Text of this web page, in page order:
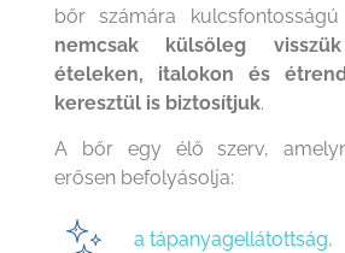
bőr számára kulcsfontosságú
nemcsak külsőleg
ételeken, italokon és
keresztül is biztosítjuk.
A bőr egy élő szerv,
erősen befolyásolja:
a tápanyagellátottság,